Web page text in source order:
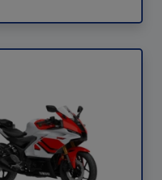
Customizing cookies
analytics cookies
cookies